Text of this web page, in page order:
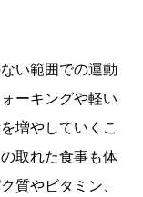
い範囲での運動
ーキングや軽い
増やしていくこ
取れた食事も体
質やビタミン、